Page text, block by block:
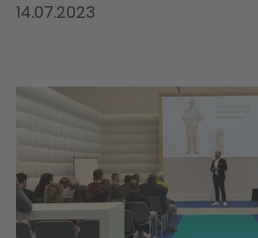
14.07.2023